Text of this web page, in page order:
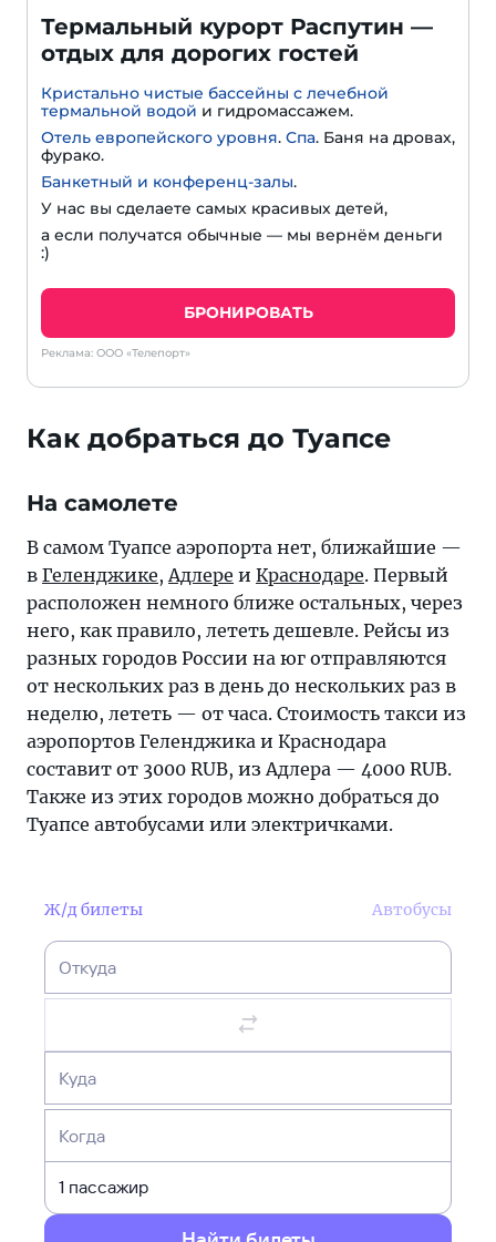
Термальный курорт Распутин —
отдых для дорогих гостей
Кристально чистые бассейны с лечебной
термальной водой и гидромассажем.
Отель европейского уровня. Спа. Баня на дровах,
фурако.
Банкетный и конференц-залы.
У нас вы сделаете самых красивых детей,
а если получатся обычные — мы вернём деньги
:)
БРОНИРОВАТЬ
Реклама: ООО «Телепорт»
Как добраться до Туапсе
На самолете
В самом Туапсе аэропорта нет, ближайшие —
в Геленджике, Адлере и Краснодаре. Первый
расположен немного ближе остальных, через
него, как правило, лететь дешевле. Рейсы из
разных городов России на юг отправляются
от нескольких раз в день до нескольких раз в
неделю, лететь — от часа. Стоимость такси из
аэропортов Геленджика и Краснодара
составит от 3000 RUB, из Адлера — 4000 RUB.
Также из этих городов можно добраться до
Туапсе автобусами или электричками.
Ж/д билеты Автобусы
Откуда
Куда
Когда